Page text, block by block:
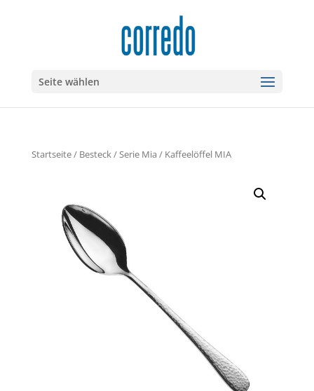
Seite wählen
Startseite/ Besteck/Serie Mia / Kaffeelöffel MIA